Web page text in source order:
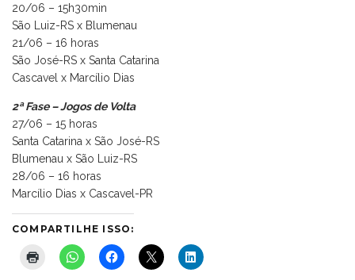
20/06 – 15h30min
São Luiz-RS x Blumenau
21/06 – 16 horas
São José-RS x Santa Catarina
Cascavel x Marcílio Dias
2ª Fase – Jogos de Volta
27/06 – 15 horas
Santa Catarina x São José-RS
Blumenau x São Luiz-RS
28/06 – 16 horas
Marcílio Dias x Cascavel-PR
COMPARTILHE ISSO: